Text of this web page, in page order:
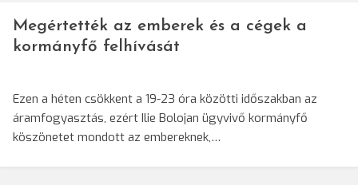
Megértették az emberek és a cégek a
kormányfő felhívását
Ezen a héten csökkent a 19-23 óra közötti időszakban az
áramfogyasztás, ezért Ilie Bolojan ügyvivő kormányfő
köszönetet mondott az embereknek,…